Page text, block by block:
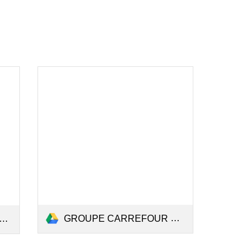
GROUPE CARREFOUR MARKET - MÉMOIRE.docx